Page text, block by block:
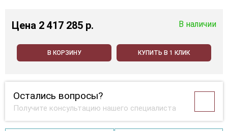
Цена 2 417 285 p. В наличии
В КОРЗИНУ КУПИТЬ В 1 КЛИК
Остались вопросы?
Получите консультацию нашего специалиста